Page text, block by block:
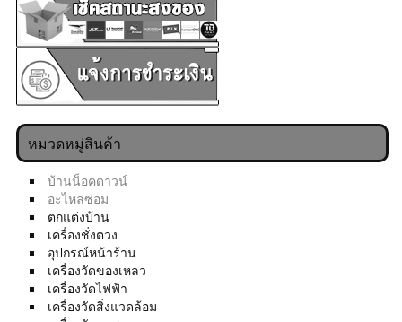
หมวดหมู่สินค้า
บ้านน็อคดาวน์
อะไหล่ซ่อม
ตกแต่งบ้าน
เครื่องชั่งตวง
อุปกรณ์หน้าร้าน
เครื่องวัดของเหลว
เครื่องวัดไฟฟ้า
เครื่องวัดสิ่งแวดล้อม